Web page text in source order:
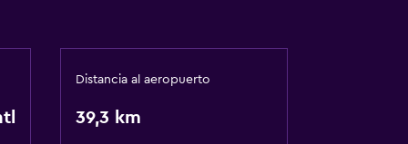
Distancia al aeropuerto
39,3 km